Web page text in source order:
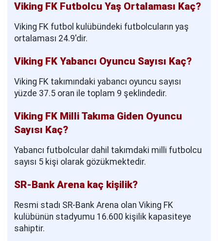
Viking FK Futbolcu Yaş Ortalaması Kaç?
Viking FK futbol kulübündeki futbolcuların yaş
ortalaması 24.9'dir.
Viking FK Yabancı Oyuncu Sayısı Kaç?
Viking FK takımındaki yabancı oyuncu sayısı
yüzde 37.5 oran ile toplam 9 şeklindedir.
Viking FK Milli Takıma Giden Oyuncu
Sayısı Kaç?
Yabancı futbolcular dahil takımdaki milli futbolcu
sayısı 5 kişi olarak gözükmektedir.
SR-Bank Arena kaç kişilik?
Resmi stadı SR-Bank Arena olan Viking FK
kulübünün stadyumu 16.600 kişilik kapasiteye
sahiptir.